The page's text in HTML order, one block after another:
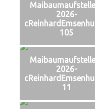
2026-
105
2026-
11